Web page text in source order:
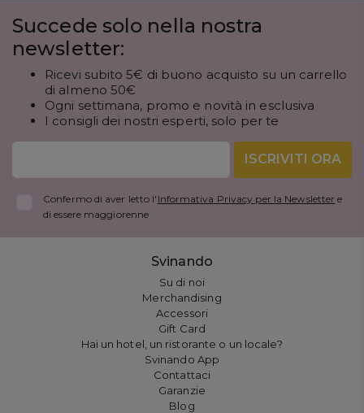
Succede solo nella nostra
newsletter:
Ricevi subito 5€ di buono acquisto su un carrello
di almeno 50€
Ogni settimana, promo e novità in esclusiva
I consigli dei nostri esperti, solo per te
ISCRIVITI ORA
Confermo di aver letto l' Informativa Privacy per la Newsletter e
di essere maggiorenne
Svinando
Su di noi
Merchandising
Accessori
Gift Card
Hai un hotel, un ristorante o un locale?
Svinando App
Contattaci
Garanzie
Blog